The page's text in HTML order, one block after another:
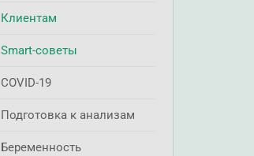
Клиентам
Smart-советы
COVID-19
Подготовка к анализам
Беременность